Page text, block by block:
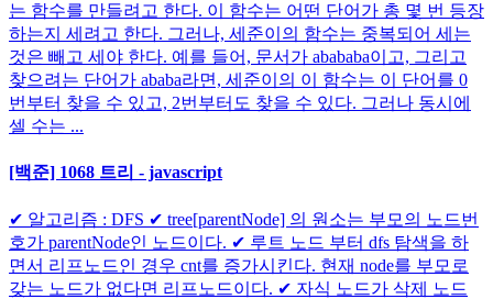
는 함수를 만들려고 한다. 이 함수는 어떤 단어가 총 몇 번 등장
하는지 세려고 한다. 그러나, 세준이의 함수는 중복되어 세는
것은 빼고 세야 한다. 예를 들어, 문서가 abababa이고, 그리고
찾으려는 단어가 ababa라면, 세준이의 이 함수는 이 단어를 0
번부터 찾을 수 있고, 2번부터도 찾을 수 있다. 그러나 동시에
셀 수는 ...
[백준] 1068 트리 - javascript
✔ 알고리즘 : DFS ✔ tree[parentNode] 의 원소는 부모의 노드번
호가 parentNode인 노드이다. ✔ 루트 노드 부터 dfs 탐색을 하
면서 리프노드인 경우 cnt를 증가시킨다. 현재 node를 부모로
갖는 노드가 없다면 리프노드이다. ✔ 자식 노드가 삭제 노드